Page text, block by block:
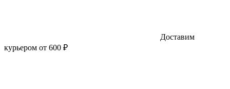
Доставим
курьером от 600 ₽